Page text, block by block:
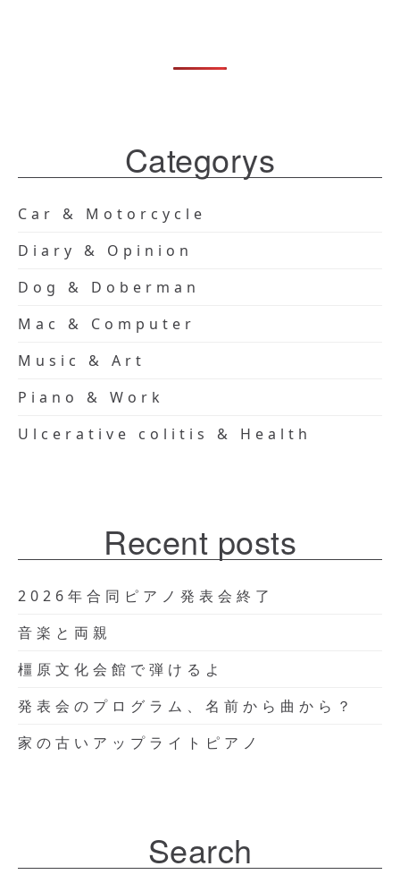
Categorys
Car & Motorcycle
Diary & Opinion
Dog & Doberman
Mac & Computer
Music & Art
Piano & Work
Ulcerative colitis & Health
Recent posts
2026年合同ピアノ発表会終了
音楽と両親
橿原文化会館で弾けるよ
発表会のプログラム、名前から曲から？
家の古いアップライトピアノ
Search